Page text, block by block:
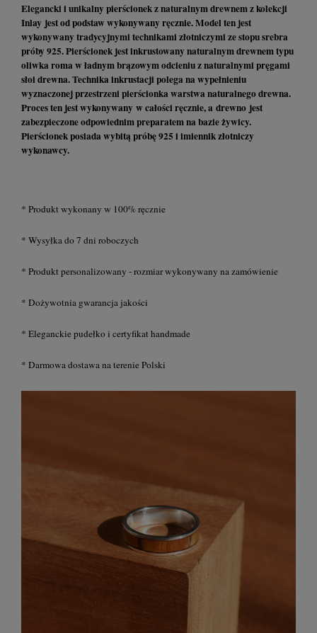
Elegancki i unikalny pierścionek z naturalnym drewnem z kolekcji
Inlay jest od podstaw wykonywany ręcznie. Model ten jest
wykonywany tradycyjnymi technikami złotniczymi ze stopu srebra
próby 925. Pierścionek jest inkrustowany naturalnym drewnem typu
oliwka roma w ładnym brązowym odcieniu z naturalnymi pręgami
słoi drewna. Technika inkrustacji polega na wypełnieniu
wyznaczonej przestrzeni pierścionka warstwa naturalnego drewna.
Proces ten jest wykonywany w całości ręcznie, a drewno jest
zabezpieczone odpowiednim preparatem na bazie żywicy.
Pierścionek posiada wybitą próbę 925 i imiennik złotniczy
wykonawcy.
* Produkt wykonany w 100% ręcznie
* Wysyłka do 7 dni roboczych
* Produkt personalizowany - rozmiar wykonywany na zamówienie
* Dożywotnia gwarancja jakości
* Eleganckie pudełko i certyfikat handmade
* Darmowa dostawa na terenie Polski